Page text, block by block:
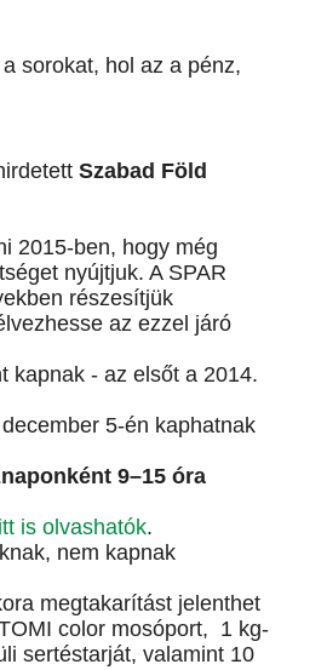
sorokat, hol az a pénz,
Szabad Föld
2015-ben, hogy még
nyújtjuk. A SPAR
részesítjük
az ezzel járó
kapnak - az elsőt a 2014.
5-én kaphatnak
9–15 óra
is olvashatók.
nem kapnak
megtakarítást jelenthet
color mosóport, 1 kg-
sertéstarját, valamint 10